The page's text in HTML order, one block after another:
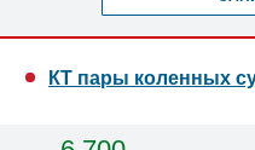
КТ пары коленных